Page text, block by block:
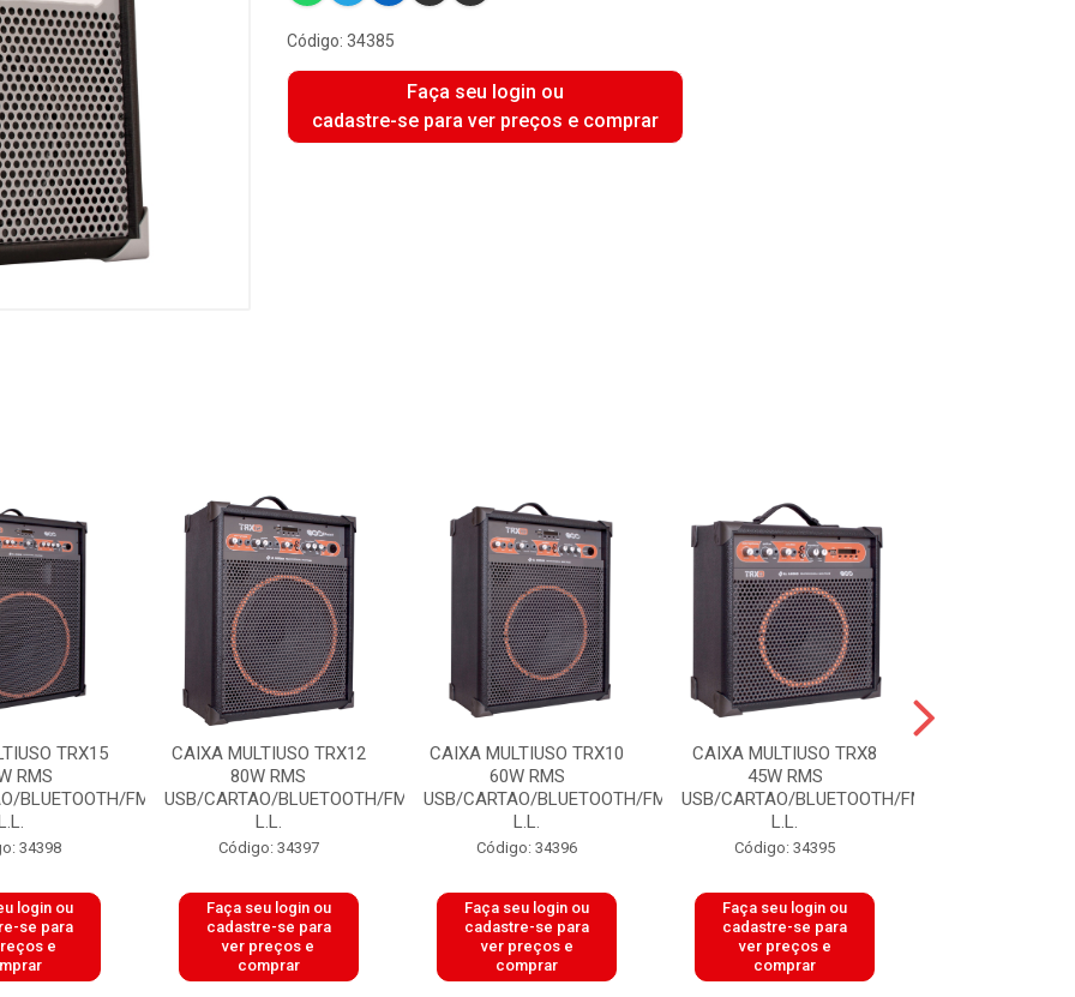
Código: 34385
Faça seu login ou
cadastre-se para ver preços e comprar
TRX15
RMS
BLUETOOTH/FM
34398
login ou
se para
e
CAIXA MULTIUSO TRX12
80W RMS
USB/CARTAO/BLUETOOTH/FM
L.L.
Código: 34397
Faça seu login ou
cadastre-se para
ver preços e
comprar
CAIXA MULTIUSO TRX10
60W RMS
USB/CARTAO/BLUETOOTH/FM
L.L.
Código: 34396
Faça seu login ou
cadastre-se para
ver preços e
comprar
CAIXA MULTIUSO TRX8
45W RMS
USB/CARTAO/BLUETOOTH/FM
L.L.
Código: 34395
Faça seu login ou
cadastre-se para
ver preços e
comprar